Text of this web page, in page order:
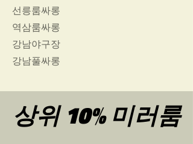
선릉룸싸롱
역삼룸싸롱
강남야구장
​강남풀싸롱
상위 10% 미러룸
상위 10% 미러룸